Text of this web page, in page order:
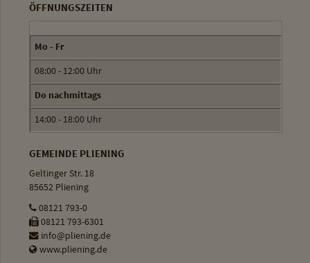
ÖFFNUNGSZEITEN
Mo - Fr
08:00 - 12:00 Uhr
Do nachmittags
14:00 - 18:00 Uhr
GEMEINDE PLIENING
Geltinger Str. 18
85652 Pliening
08121 793-0
08121 793-6301
info@pliening.de
www.pliening.de